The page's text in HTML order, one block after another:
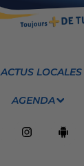
ACTUS LOCALES
AGENDA